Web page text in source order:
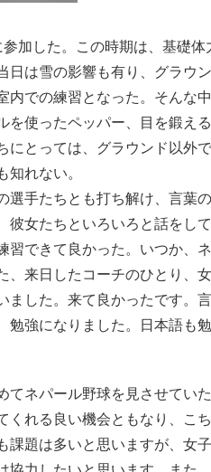
加した。この時期は、基礎体
日は雪の影響も有り、グラウ
内での練習となった。そんな
を使ったペッパー、目を鍛え
にとっては、グラウンド以外
知れない。
手たちとも打ち解け、言葉の
彼女たちといろいろと話をし
習できて良かった。いつか、
、来日したコーチのひとり、
ました。来て良かったです。
強になりました。日本語も勉
ネパール野球を見させてい
くれる良い機会ともなり、こ
課題は多いと思いますが、女